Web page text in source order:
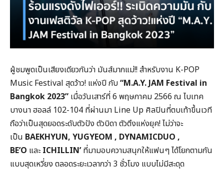
ผู้ชมพูดเป็นเสียงเดียวกันว่า มันส์มากแม่!! สำหรับงาน K-POP
Music Festival สุดว้าว! แห่งปี กับ“M.A.Y. JAM Festival in
Bangkok 2023” เมื่อวันเสาร์ที่ 6 พฤษภาคม 2566 ณ ไบเทค
บางนา ฮอลล์ 102-104 ที่ผ่านมา Line Up ศิลปินที่ตบเท้าขึ้นเวที
ถือว่าเป็นสุดยอดระดับตัวปัง ตัวบิดา ตัวตึงแห่งยุค! ไม่ว่าจะ
เป็น BAEKHYUN, YUGYEOM , DYNAMICDUO ,
BE’O และICHILLIN’ที่มามอบความสนุกให้แฟนๆ ได้โยกตามกัน
แบบสุดเหวี่ยง ตลอดระยะเวลากว่า 3 ชั่วโมง แบบไม่มีสะดุด